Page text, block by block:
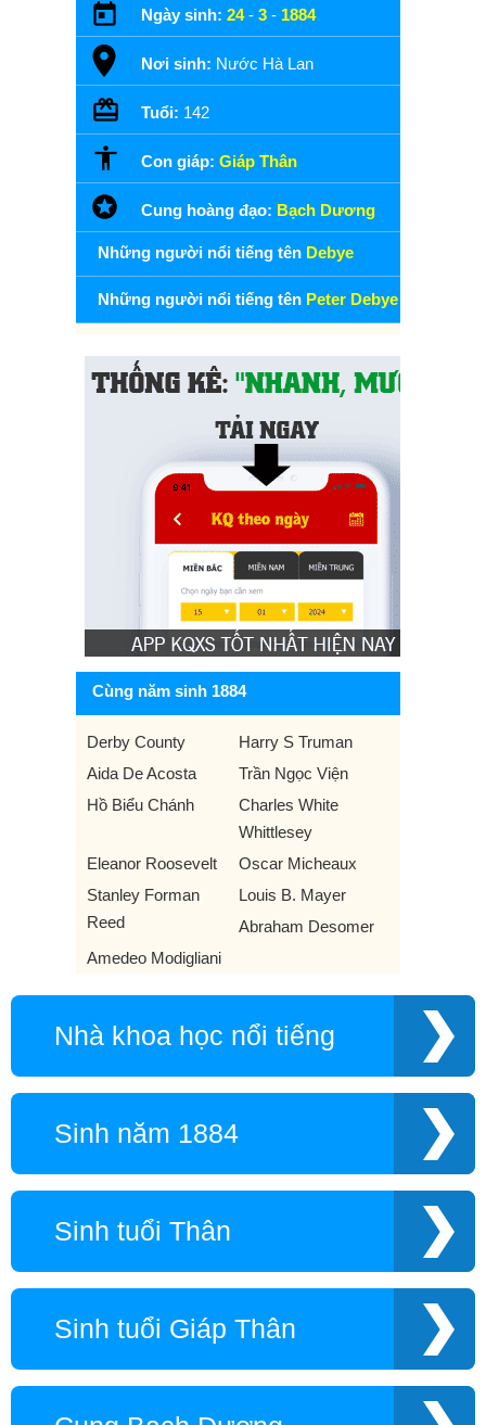
Ngày sinh: 24- 3 - 1884
Nơi sinh: Nước Hà Lan
Tuổi: 142
Con giáp: Giáp Thân
Cung hoàng đạo: Bạch Dương
Những người nổi tiếng tên Debye
Những người nổi tiếng tên Peter Debye
Cùng năm sinh 1884
Derby County
Harry S Truman
Aida De Acosta
Trần Ngọc Viện
Hồ Biểu Chánh
Charles White
Whittlesey
Eleanor Roosevelt
Oscar Micheaux
Stanley Forman
Reed
Louis B. Mayer
Abraham Desomer
Amedeo Modigliani
Nhà khoa học nổi tiếng
Sinh năm 1884
Sinh tuổi Thân
Sinh tuổi Giáp Thân